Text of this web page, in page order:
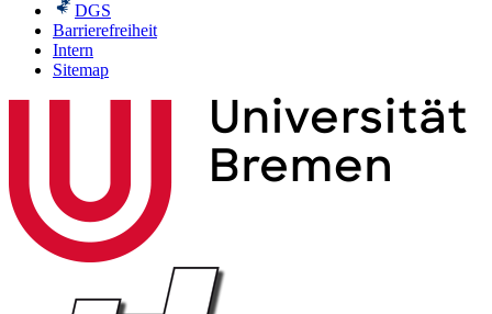
DGS
Barrierefreiheit
Intern
Sitemap